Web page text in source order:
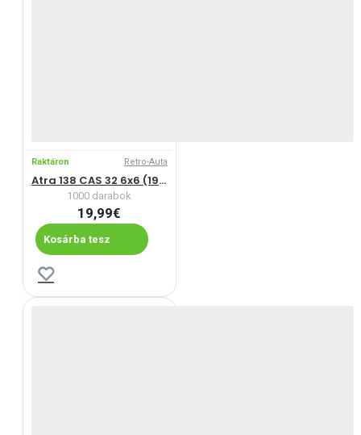
Raktáron Retro-Auta
Atra 138 CAS 32 6x6 (1959-1972)
1000 darabok
19,99€
Kosárba tesz